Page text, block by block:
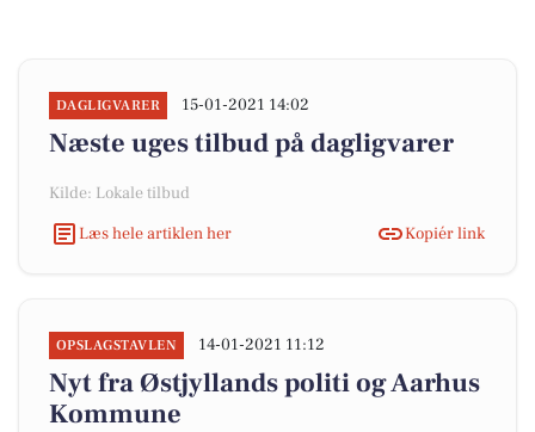
DAGLIGVARER 15-01-2021 14:02
Næste uges tilbud på dagligvarer
Kilde: Lokale tilbud
Læs hele artiklen her
Kopiér link
OPSLAGSTAVLEN 14-01-2021 11:12
Nyt fra Østjyllands politi og Aarhus
Kommune